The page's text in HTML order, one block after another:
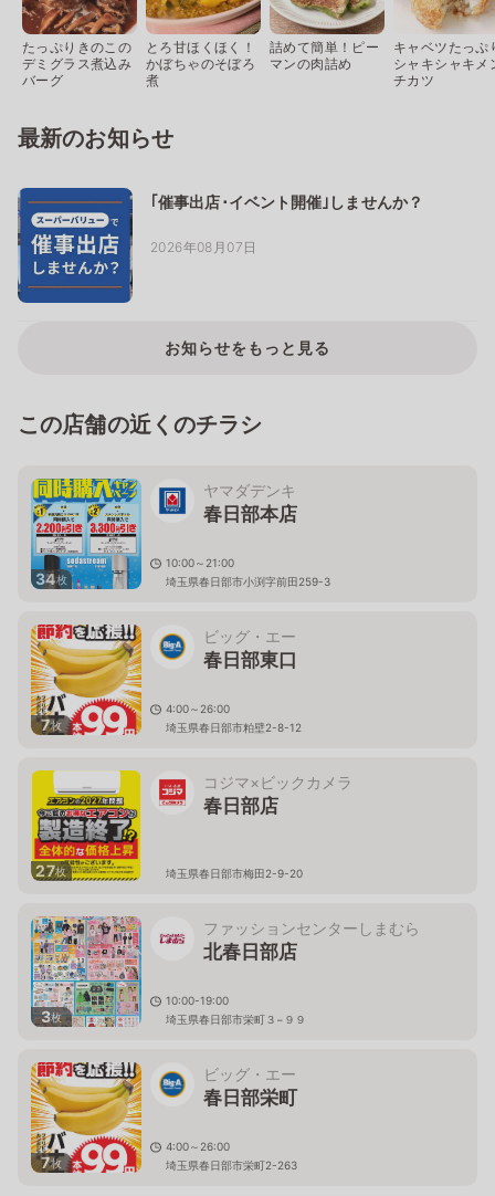
たっぷりきのこの
デミグラス煮込み
バーグ
とろ甘ほくほく！
かぼちゃのそぼろ
煮
詰めて簡単！ピー
マンの肉詰め
キャベツたっぷ
シャキシャキメ
チカツ
最新のお知らせ
｢催事出店･イベント開催｣しませんか？
2026年08月07日
お知らせをもっと見る
この店舗の近くのチラシ
34枚
ヤマダデンキ
春日部本店
10:00～21:00
埼玉県春日部市小渕字前田259-3
7枚
ビッグ・エー
春日部東口
4:00～26:00
埼玉県春日部市粕壁2-8-12
27枚
コジマ×ビックカメラ
春日部店
埼玉県春日部市梅田2-9-20
3枚
ファッションセンターしまむら
北春日部店
10:00-19:00
埼玉県春日部市栄町３−９９
7枚
ビッグ・エー
春日部栄町
4:00～26:00
埼玉県春日部市栄町2-263